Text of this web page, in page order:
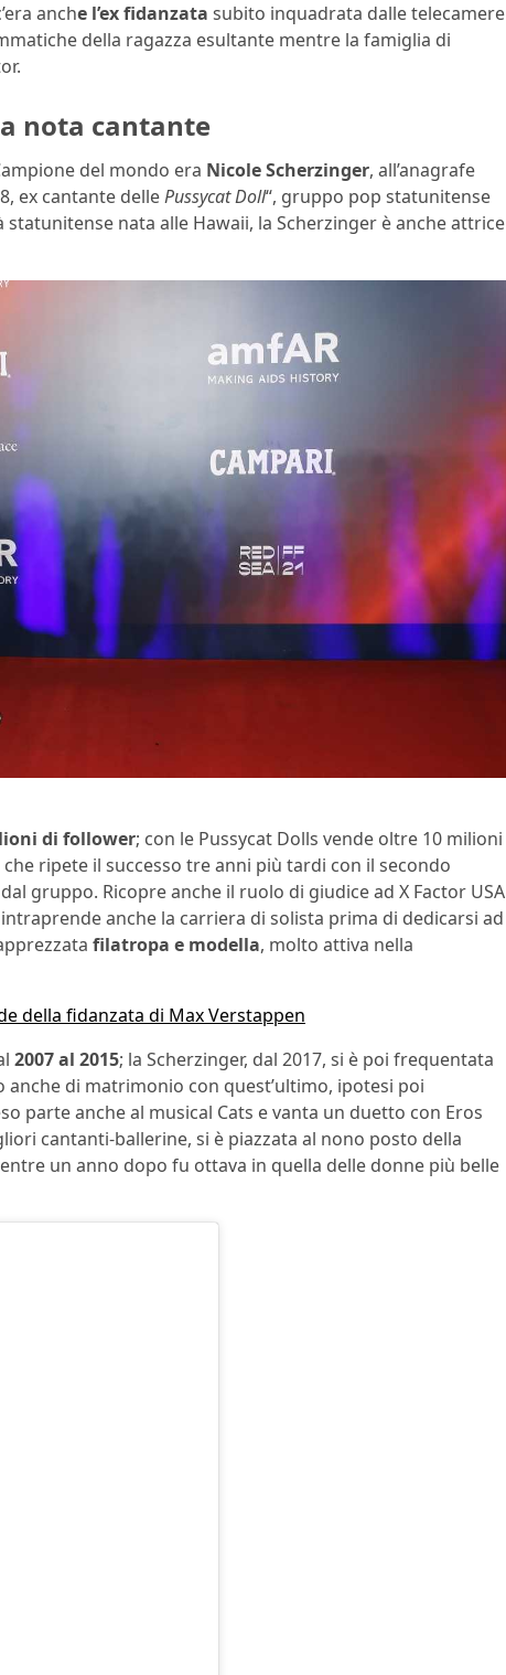
anche l’ex fidanzata subito inquadrata dalle telecamere
della ragazza esultante mentre la famiglia di
nota cantante
del mondo era Nicole Scherzinger, all’anagrafe
ex cantante dellePussycat Doll“, gruppo pop statunitense
nata alle Hawaii, la Scherzinger è anche attrice
di follower; con le Pussycat Dolls vende oltre 10 milioni
ripete il successo tre anni più tardi con il secondo
gruppo. Ricopre anche il ruolo di giudice ad X Factor USA
anche la carriera di solista prima di dedicarsi ad
filatropa e modella, molto attiva nella
della fidanzata di Max Verstappen
2007 al 2015; la Scherzinger, dal 2017, si è poi frequentata
di matrimonio con quest’ultimo, ipotesi poi
parte anche al musical Cats e vanta un duetto con Eros
cantanti-ballerine, si è piazzata al nono posto della
un anno dopo fu ottava in quella delle donne più belle